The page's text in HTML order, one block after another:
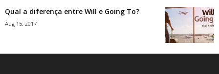
Qual a diferença entre Will e Going To?
Aug 15, 2017